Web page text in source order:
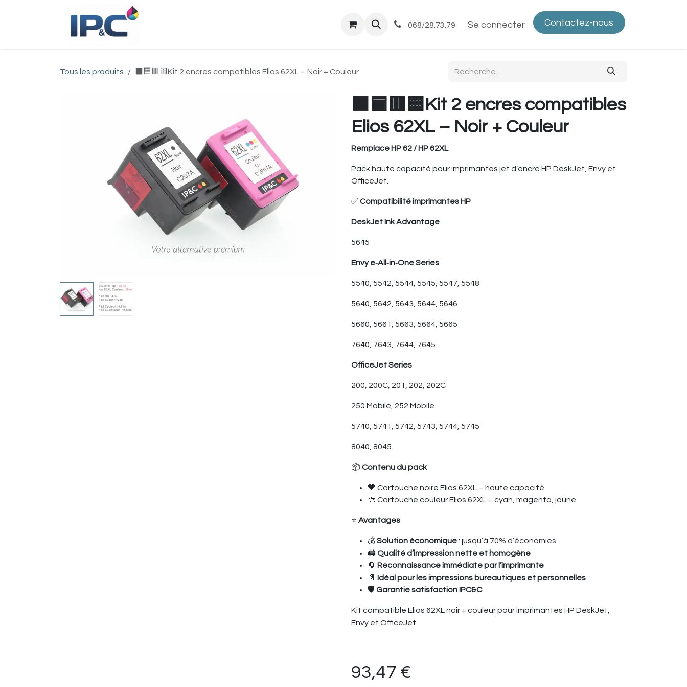
Commandes et livraisons Contactez-nous Politique de confidentialité
068/28.73.79 Se connecter Contactez-nous
Tous les produits ⬛🟦🟥🟨Kit 2 encres compatibles Elios 62XL – Noir + Couleur
⬛🟦🟥🟨Kit 2 encres compatibles
Elios 62XL – Noir + Couleur
Remplace HP 62 / HP 62XL
Pack haute capacité pour imprimantes jet d’encre HP DeskJet, Envy et
OfficeJet.
✅ Compatibilité imprimantes HP
DeskJet Ink Advantage
5645
Envy e‑All‑in‑One Series
5540, 5542, 5544, 5545, 5547, 5548
5640, 5642, 5643, 5644, 5646
5660, 5661, 5663, 5664, 5665
7640, 7643, 7644, 7645
OfficeJet Series
200, 200C, 201, 202, 202C
250 Mobile, 252 Mobile
5740, 5741, 5742, 5743, 5744, 5745
8040, 8045
📦 Contenu du pack
🖤 Cartouche noire Elios 62XL – haute capacité
🎨 Cartouche couleur Elios 62XL – cyan, magenta, jaune
⭐ Avantages
💰Solution économique: jusqu’à 70% d’économies
🖨️Qualité d’impression nette et homogène
🔄 Reconnaissance immédiate par l’imprimante
📄 Idéal pour les impressions bureautiques et personnelles
🛡️ Garantie satisfaction IPC&C
Kit compatible Elios 62XL noir + couleur pour imprimantes HP DeskJet,
Envy et OfficeJet.
93,47 €